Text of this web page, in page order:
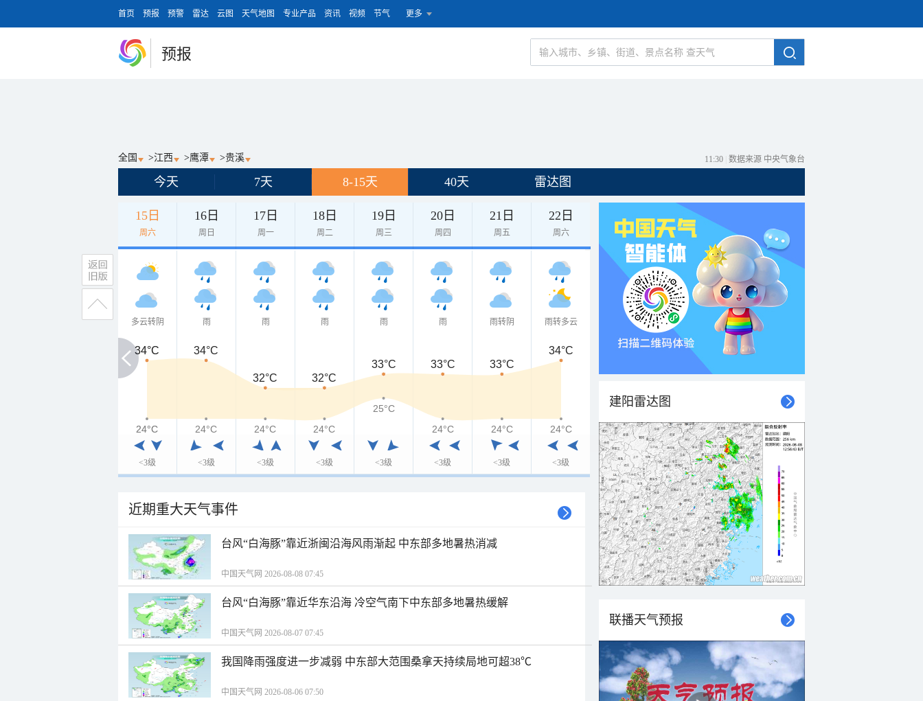
首页 预报 预警 雷达 云图 天气地图 专业产品 资讯 视频 节气 更多
预报
全国 >江西 >鹰潭 >贵溪 11:30 数据来源 中央气象台
今天 7天 8-15天 40天 雷达图
15日
周六
16日
周日
17日
周一
18日
周二
19日
周三
20日
周四
21日
周五
22日
周六
多云转阴
<3级
雨
<3级
雨
<3级
雨
<3级
雨
<3级
雨
<3级
雨转阴
<3级
雨转多云
<3级
34°C
34°C 34°C
32°C 32°C
33°C 33°C 33°C
34°C
24°C
24°C 24°C 24°C 24°C
25°C
24°C
24°C 24°C
近期重大天气事件
台风“白海豚”靠近浙闽沿海风雨渐起 中东部多地暑热消减
中国天气网 2026-08-08 07:45
台风“白海豚”靠近华东沿海 冷空气南下中东部多地暑热缓解
中国天气网 2026-08-07 07:45
我国降雨强度进一步减弱 中东部大范围桑拿天持续局地可超38℃
中国天气网 2026-08-06 07:50
建阳雷达图
联播天气预报